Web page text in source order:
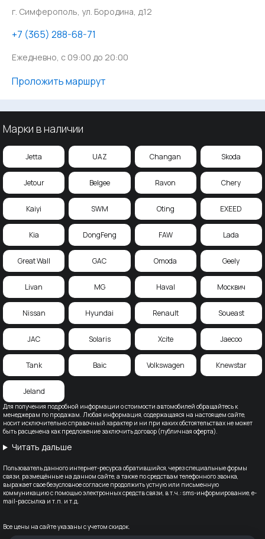
г. Симферополь, ул. Бородина, д.12
‪+7 (365) 288-68-71
Ежедневно, с 09:00 до 20:00
Проложить маршрут
Для получения подробной информации о стоимости автомобилей обращайтесь к
менеджерам по продажам. Любая информация, содержащаяся на настоящем сайте,
носит исключительно справочный характер и ни при каких обстоятельствах не может
быть расценена как предложение заключить договор (публичная оферта).
Читать дальше
Пользователь данного интернет-ресурса обратившийся, через специальные формы
связи, размещённые на данном сайте, а также по средствам телефонного звонка,
выражает свое безусловное согласие продолжить устную или письменную
коммуникацию с помощью электронных средств связи, в т.ч.: sms-информирование, e-
mail-рассылка и т.п. и т.д.
Все цены на сайте указаны с учетом скидок.
Марки в наличии
Jetta UAZ Changan Skoda
Jetour Belgee Ravon Chery
Kaiyi SWM Oting EXEED
Kia DongFeng FAW Lada
Great Wall GAC Omoda Geely
Livan MG Haval Москвич
Nissan Hyundai Renault Soueast
JAC Solaris Xcite Jaecoo
Tank Baic Volkswagen Knewstar
Jeland